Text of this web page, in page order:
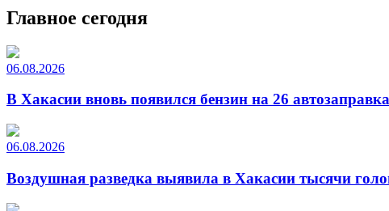
Главное сегодня
06.08.2026
В Хакасии вновь появился бензин на 26
06.08.2026
Воздушная разведка выявила в Хакасии тысячи